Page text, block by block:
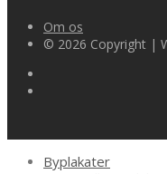
Om os
© 2026 Copyright |
Byplakater